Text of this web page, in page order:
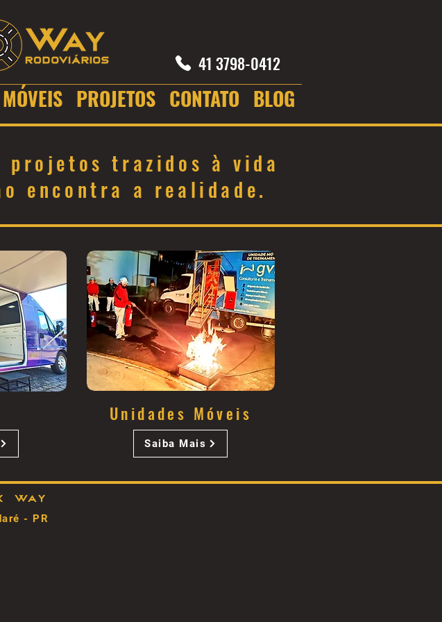
41 3798-0412
PROJETOS CONTATO BLOG
projetos trazidos à vida
encontra a realidade.
Unidades Móveis
Saiba Mais
Way
- PR